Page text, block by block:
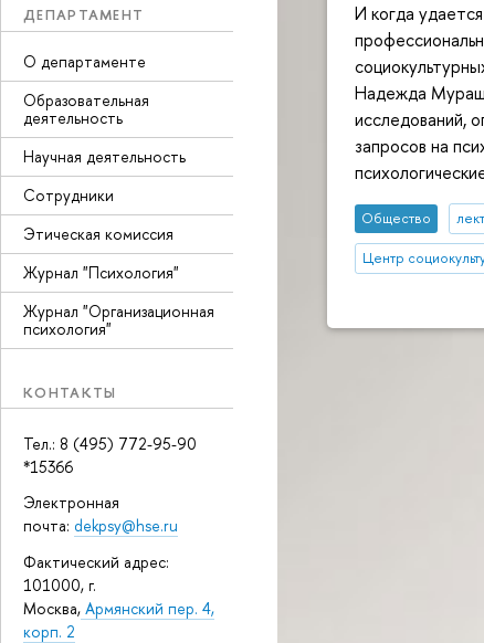
ДЕПАРТАМЕНТ
О департаменте
Образовательная
деятельность
Научная деятельность
Сотрудники
Этическая комиссия
Журнал "Психология"
Журнал "Организационная
психология"
КОНТАКТЫ
Тел.: 8 (495) 772-95-90
*15366
Электронная
почта: dekpsy@hse.ru
Фактический адрес:
101000, г.
Москва, Армянский пер. 4,
корп. 2
И когда
Надежда
исследований,
запросов на
Общество
Центр